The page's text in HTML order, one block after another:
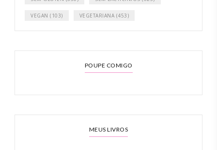
VEGAN (103) VEGETARIANA (453)
POUPE COMIGO
MEUS LIVROS